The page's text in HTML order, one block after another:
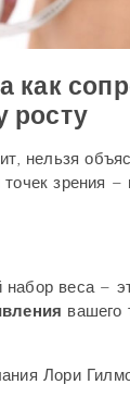
как
росту
нельзя
точек зрения
набор веса –
вашего
Лори